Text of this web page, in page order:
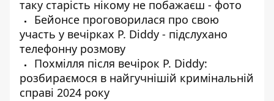
таку старість нікому не побажаєш - фото
Бейонсе проговорилася про свою
участь у вечірках P. Diddy - підслухано
телефонну розмову
Похмілля після вечірок P. Diddy:
розбираємося в найгучнішій кримінальній
справі 2024 року